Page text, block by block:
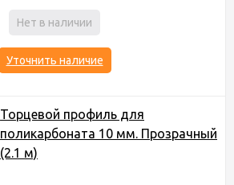
Нет в наличии
Уточнить наличие
Торцевой профиль для
поликарбоната 10 мм. Прозрачный
(2.1 м)